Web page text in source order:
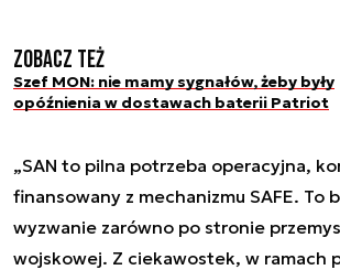
Zobacz też
Szef MON: nie mamy sygnałów, żeby były
opóźnienia w dostawach baterii Patriot
„SAN to pilna potrzeba operacyjna,
finansowany z mechanizmu SAFE. To
wyzwanie zarówno po stronie
wojskowej. Z ciekawostek, w ramach